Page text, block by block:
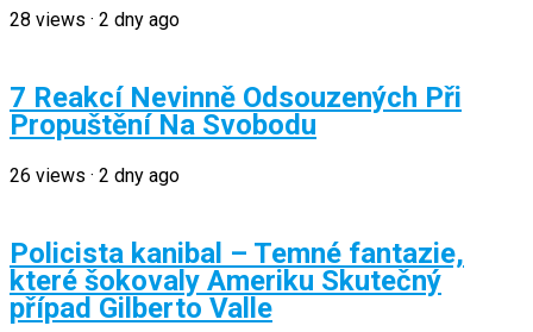
28 views · 2 dny ago
7 Reakcí Nevinně Odsouzených Při
Propuštění Na Svobodu
26 views · 2 dny ago
Policista kanibal – Temné fantazie,
které šokovaly Ameriku Skutečný
případ Gilberto Valle